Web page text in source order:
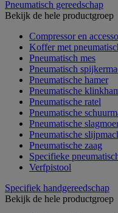
Pneumatisch gereedschap
Bekijk de hele productgroep
Compressor en
Koffer met
Pneumatisch mes
Pneumatisch
Pneumatische hamer
Pneumatische
Pneumatische ratel
Pneumatische
Pneumatische
Pneumatische
Pneumatische zaag
Specifieke
Verfpistool
Specifiek handgereedschap
Bekijk de hele productgroep